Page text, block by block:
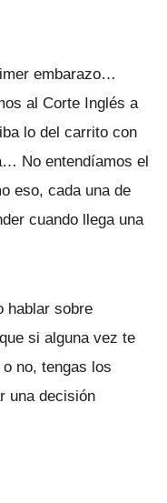
embarazo…
al Corte Inglés a
lo del carrito con
No entendíamos el
eso, cada una de
cuando llega una
hablar sobre
si alguna vez te
no, tengas los
una decisión